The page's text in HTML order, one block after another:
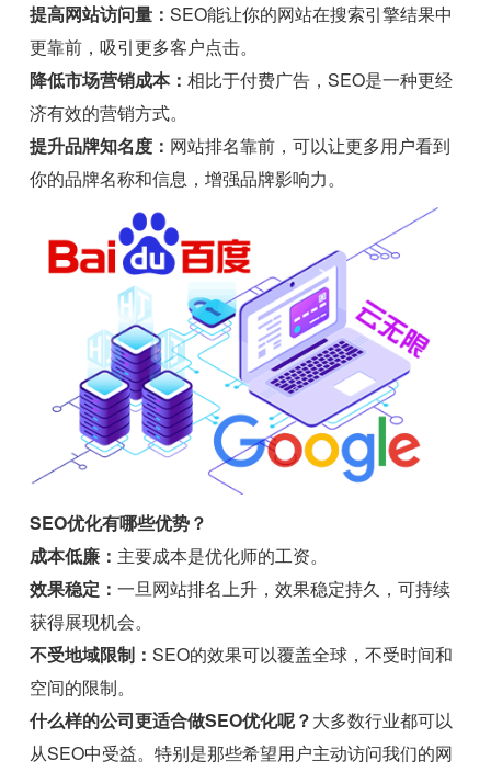
提高网站访问量：SEO能让你的网站在搜索引擎结果中
更靠前，吸引更多客户点击。
降低市场营销成本：相比于付费广告，SEO是一种更经
济有效的营销方式。
提升品牌知名度： 网站排名靠前，可以让更多用户看到
你的品牌名称和信息，增强品牌影响力。
SEO优化有哪些优势？
成本低廉： 主要成本是优化师的工资。
效果稳定：一旦网站排名上升，效果稳定持久，可持续
获得展现机会。
不受地域限制：SEO的效果可以覆盖全球，不受时间和
空间的限制。
什么样的公司更适合做SEO优化呢？大多数行业都可以
从SEO中受益。特别是那些希望用户主动访问我们的网